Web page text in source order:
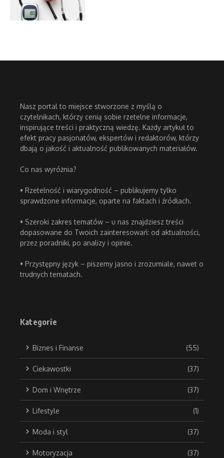
Nasz portal to miejsce stworzone z myślą o
czytelnikach, którzy cenią sobie rzetelne informacje,
inspirujące treści i praktyczną wiedzę. Każdy artykuł to
efekt pracy pasjonatów, ekspertów i redaktorów, którzy
dbają o jakość i aktualność publikowanych materiałów.
Co nas wyróżnia?
• Rzetelność i wiarygodność – publikujemy tylko
sprawdzone informacje, oparte na faktach i źródłach.
• Szeroki zakres tematów – u nas znajdziesz treści
dopasowane do Twoich zainteresowań: od aktualności,
przez poradniki, po analizy i opinie.
• Przystępny język – piszemy jasno i zrozumiale, nawet o
trudnych tematach.
Kategorie
Biznes i Finanse (55)
Ciekawostki (37)
Dom i Wnętrze (37)
Lifestyle (1)
Moda i styl (37)
Motoryzacja (37)